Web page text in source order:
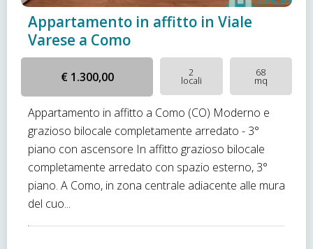
Appartamento in affitto in Viale
Varese a Como
€ 1.300,00 2
locali
68
mq
Appartamento in affitto a Como (CO) Moderno e
grazioso bilocale completamente arredato - 3°
piano con ascensore In affitto grazioso bilocale
completamente arredato con spazio esterno, 3°
piano. A Como, in zona centrale adiacente alle mura
del cuo...